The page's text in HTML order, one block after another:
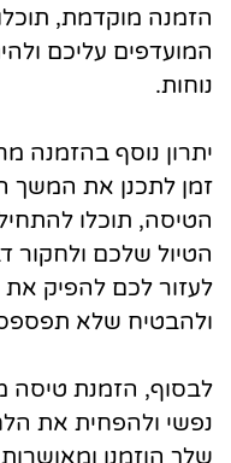
הזמנה מוקדמת,
המועדפים עליכם
נוחות.
יתרון נוסף בהזמנה
זמן לתכנן את המשך
הטיסה, תוכלו
הטיול שלכם ולחקור
לעזור לכם להפיק
ולהבטיח שלא
לבסוף, הזמנת טיסה
נפשי ולהפחית את
שלך הוזמנו